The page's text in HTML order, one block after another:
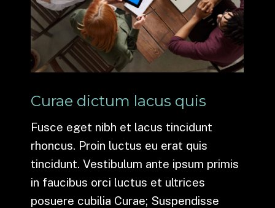
Curae dictum lacus quis
Fusce eget nibh et lacus tincidunt
rhoncus. Proin luctus eu erat quis
tincidunt. Vestibulum ante ipsum primis
in faucibus orci luctus et ultrices
posuere cubilia Curae; Suspendisse